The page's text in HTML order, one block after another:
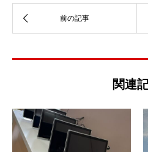
関連